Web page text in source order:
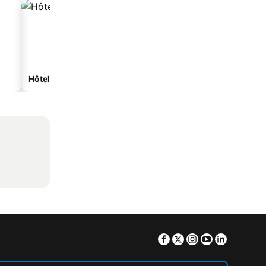
Hôtels spa
Facebook
TwitterInstagram
Youtube